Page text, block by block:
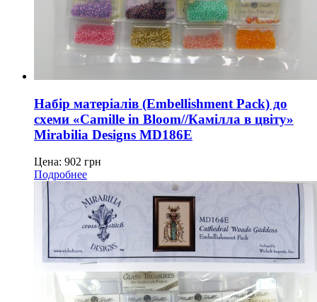
Набір матеріалів (Embellishment Pack) до
схеми «Camille in Bloom//Камілла в цвіту»
Mirabilia Designs MD186E
Цена: 902 грн
Подробнее